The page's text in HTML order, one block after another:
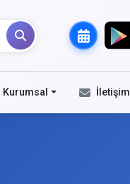
Kurumsal İletişim